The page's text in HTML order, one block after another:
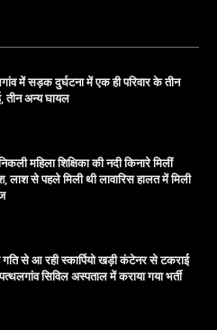
में सड़क दुर्घटना में एक ही परिवार के तीन
तीन अन्य घायल
महिला शिक्षिका की नदी किनारे मिलीं
लाश से पहले मिली थी लावारिस हालत में मिली
गति से आ रही स्कार्पियो खड़ी कंटेनर से टकराई
सिविल अस्पताल में कराया गया भर्ती